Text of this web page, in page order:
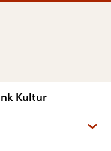
Kultur